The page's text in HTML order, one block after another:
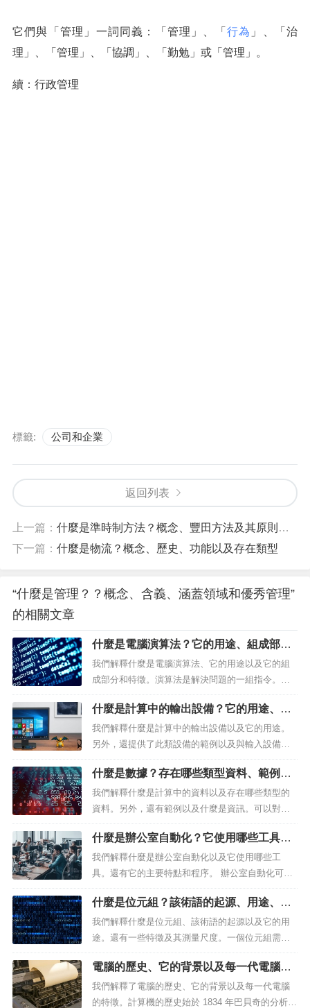
它們與「管理」一詞同義：「管理」、「 行為 」、「治
理」、「管理」、「協調」、「勤勉」或「管理」。
續：行政管理
標籤: 公司和企業
返回列表
上一篇： 什麼是準時制方法？概念、豐田方法及其原則、如何發明
下一篇： 什麼是物流？概念、歷史、功能以及存在類型
“什麼是管理？？概念、含義、涵蓋領域和優秀管理”
的相關文章
什麼是電腦演算法？它的用途、組成部分
和特徵
我們解釋什麼是電腦演算法、它的用途以及它的組
成部分和特徵。演算法是解決問題的一組指令。什
麼是演算法？在計算中，演算法被稱為允許控制某
些過程的特定指令或操作的序列。這些是有限且有
序的步驟集，引導我們解決問題或做出決定。例
如，一個簡單的日常動作（例如打開房間的燈）可
以被描述為一組有序的步驟，例如：1....
什麼是計算中的輸出設備？它的用途、設
備範例主輸入設備差異
我們解釋什麼是計算中的輸出設備以及它的用途。
另外，還提供了此類設備的範例以及與輸入設備的
差異。電腦顯示器是卓越的輸出設備。什麼是輸出
設備？在計算中，輸出設備被稱為允許從電腦或電
腦系統中提取或恢復資訊的設備。例如：顯示器、
揚聲器或印表機。輸出設備也稱為輸出週邊設備，
將電腦中的資訊轉換為視覺、音訊、列印...
什麼是數據？存在哪些類型資料、範例和
資訊
我們解釋什麼是計算中的資料以及存在哪些類型的
資料。另外，還有範例以及什麼是資訊。可以對資
料進行處理和組合資訊。什麼是數據？在計算中，
資料是某種定性或定量屬性或變數的符號表示（即
數字、字母、演算法等），即：經驗事實、事件、
實體的編碼描述。因此，資料是電腦透過不同方式
接收的資訊（值或引用） ，並透過程式...
什麼是辦公室自動化？它使用哪些工具、
主要特點和程序
我們解釋什麼是辦公室自動化以及它使用哪些工
具。還有它的主要特點和程序。 辦公室自動化可讓
您構思、建立、儲存和操作資訊。 什麼是辦公室自
動化？ 辦公室自動化是一套電腦工具，用於優化、
改進和自動化辦公室中執行的程序。辦...
什麼是位元組？該術語的起源、用途、特
徵及其測量尺度
我們解釋什麼是位元組、該術語的起源以及它的用
途。還有一些特徵及其測量尺度。一個位元組需要8
位元來表示二進位代碼中的一個字母。什麼是位元
組？計算和電信中使用的資訊的基本單位稱為字
節，相當於一組有序且規則的位元（二進位代
碼），一般用8來規定。被改變，所以一個位元組其
電腦的歷史、它的背景以及每一代電腦的
特徵
我們解釋了電腦的歷史、它的背景以及每一代電腦
的特徵。計算機的歷史始於 1834 年巴貝奇的分析引